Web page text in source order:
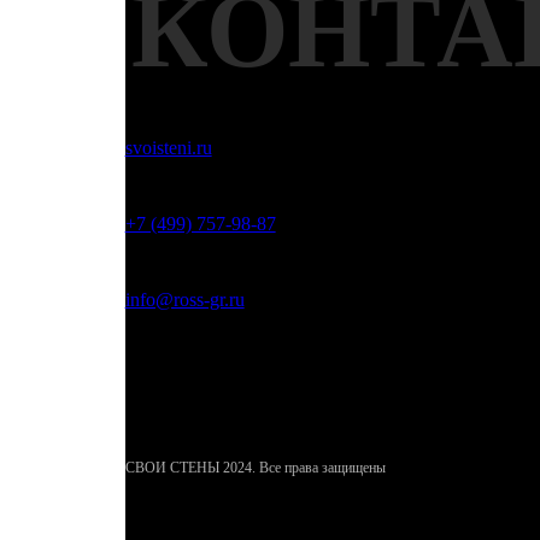
svoisteni.ru
+7 (499) 757-98-87
info@ross-gr.ru
СВОИ СТЕНЫ 2024. Все права защищены